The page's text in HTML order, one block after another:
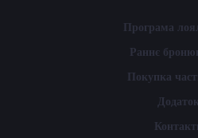
Програма
Раннє
Покупка
Додаток